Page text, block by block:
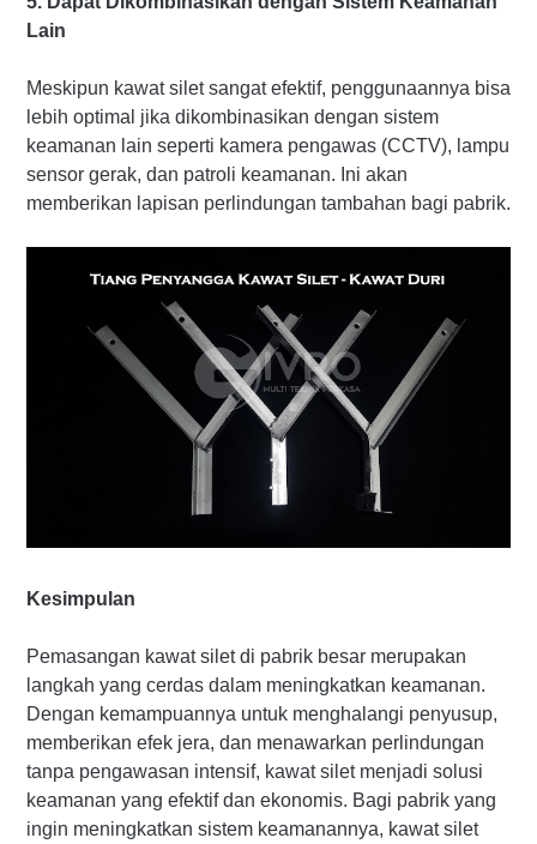
Lain
Meskipun kawat silet sangat efektif, penggunaannya bisa
lebih optimal jika dikombinasikan dengan sistem
keamanan lain seperti kamera pengawas (CCTV), lampu
sensor gerak, dan patroli keamanan. Ini akan
memberikan lapisan perlindungan tambahan bagi pabrik.
Kesimpulan
Pemasangan kawat silet di pabrik besar merupakan
langkah yang cerdas dalam meningkatkan keamanan.
Dengan kemampuannya untuk menghalangi penyusup,
memberikan efek jera, dan menawarkan perlindungan
tanpa pengawasan intensif, kawat silet menjadi solusi
keamanan yang efektif dan ekonomis. Bagi pabrik yang
ingin meningkatkan sistem keamanannya, kawat silet